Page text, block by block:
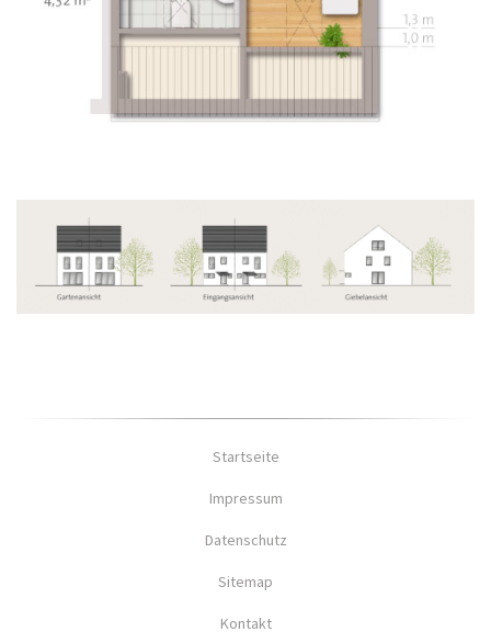
Startseite
Impressum
Datenschutz
Sitemap
Kontakt